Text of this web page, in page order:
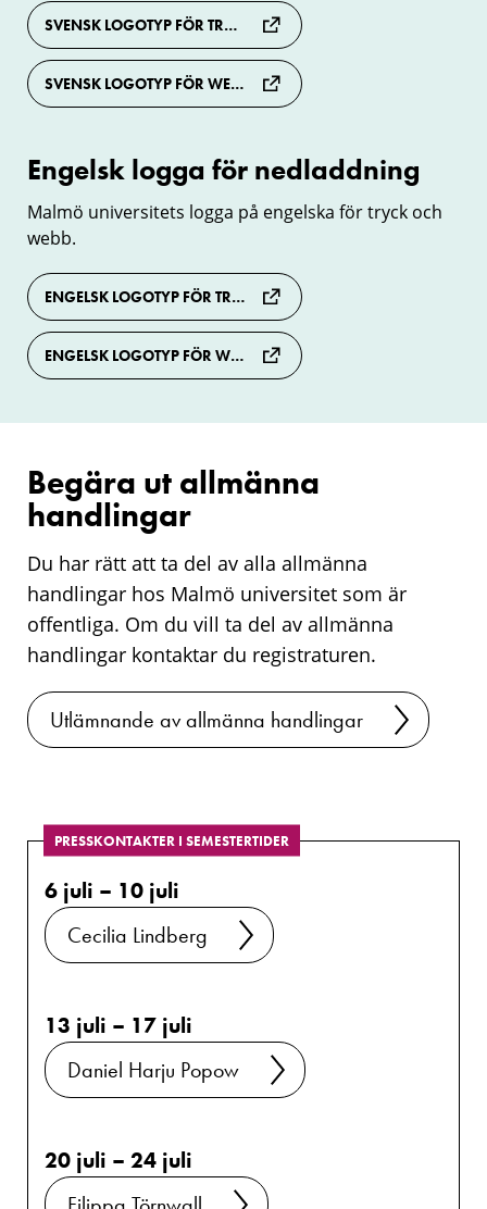
nedladdning
SVENSK LOGOTYP FÖR TRYCK (EPS)
SVENSK LOGOTYP FÖR WEBB (PNG)
Engelsk
logga
för
nedladdning
Engelsk logga för nedladdning
Malmö universitets logga på engelska för tryck och
webb.
ENGELSK LOGOTYP FÖR TRYCK (EPS)
ENGELSK LOGOTYP FÖR WEBB (PNG)
Begära ut allmänna
handlingar
Du har rätt att ta del av alla allmänna
handlingar hos Malmö universitet som är
offentliga. Om du vill ta del av allmänna
handlingar kontaktar du registraturen.
Utlämnande av allmänna handlingar
PRESSKONTAKTER I SEMESTERTIDER
6 juli – 10 juli
Cecilia Lindberg
13 juli – 17 juli
Daniel Harju Popow
20 juli – 24 juli